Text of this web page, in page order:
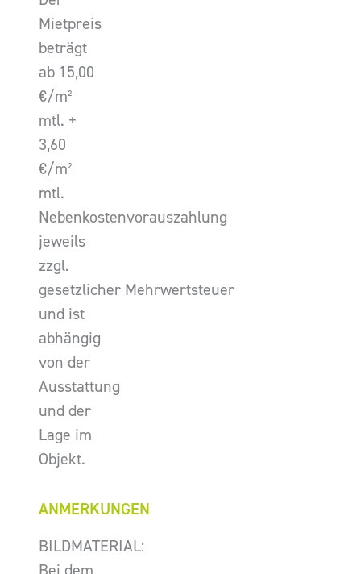
Mietpreis
beträgt
ab 15,00
€/m²
mtl. +
3,60
€/m²
mtl.
Nebenkostenvorauszahlung
jeweils
zzgl.
gesetzlicher Mehrwertsteuer
und ist
abhängig
von der
Ausstattung
und der
Lage im
Objekt.
ANMERKUNGEN
BILDMATERIAL: